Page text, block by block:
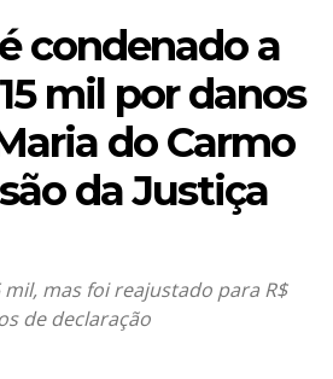
condenado a
mil por danos
do Carmo
da Justiça
mil, mas foi reajustado para R$
de declaração